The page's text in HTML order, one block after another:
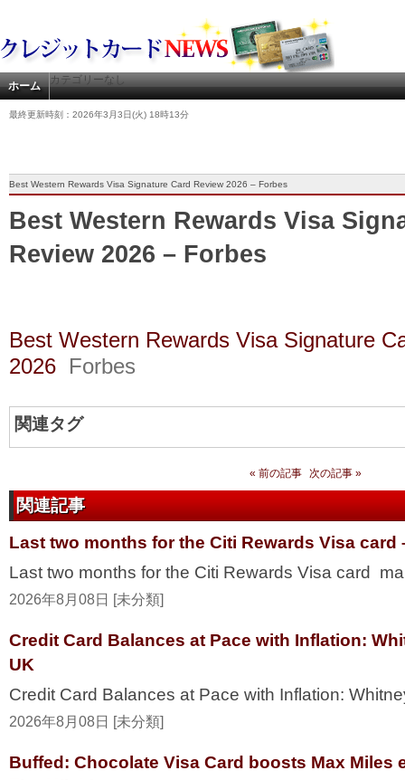
ホーム カテゴリーなし
最終更新時刻：2026年3月3日(火) 18時13分
Best Western Rewards Visa Signature Card Review 2026 – Forbes
Best Western Rewards Visa
Review 2026 – Forbes
Best Western Rewards Visa Signature
2026 Forbes
関連タグ
« 前の記事 次の記事 »
関連記事
Last two months for the Citi Rewards Visa card
Last two months for the Citi Rewards Visa card
2026年8月08日 [未分類]
Credit Card Balances at Pace with Inflation:
UK
Credit Card Balances at Pace with Inflation:
2026年8月08日 [未分類]
Buffed: Chocolate Visa Card boosts Max Miles